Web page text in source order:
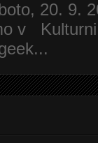
20. 9.
v Kulturni